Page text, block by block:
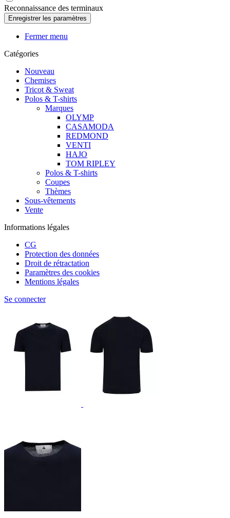
Reconnaissance des terminaux
Fermer menu
Catégories
Nouveau
Chemises
Tricot & Sweat
Polos & T-shirts
Marques
OLYMP
CASAMODA
REDMOND
VENTI
HAJO
TOM RIPLEY
Polos & T-shirts
Coupes
Thèmes
Sous-vêtements
Vente
Informations légales
CG
Protection des données
Droit de rétractation
Paramètres des cookies
Mentions légales
Se connecter